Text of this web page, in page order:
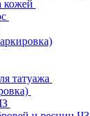
кожей
татуажа